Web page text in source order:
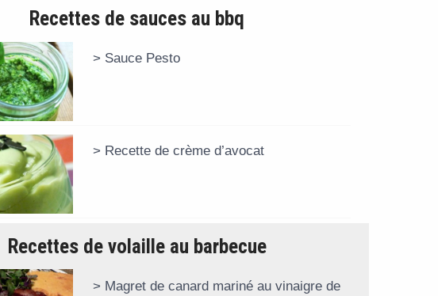
Recettes de sauces au bbq
Sauce Pesto
Recette de crème d’avocat
Recettes de volaille au barbecue
Magret de canard mariné au vinaigre de